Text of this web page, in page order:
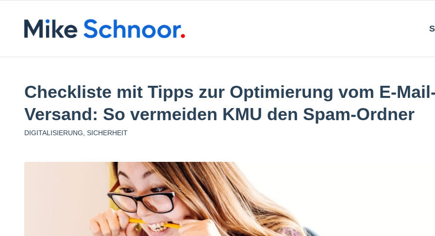
Checkliste mit Tipps zur Optimierung vom E-
Versand: So vermeiden KMU den Spam-Ordner
DIGITALISIERUNG SICHERHEIT